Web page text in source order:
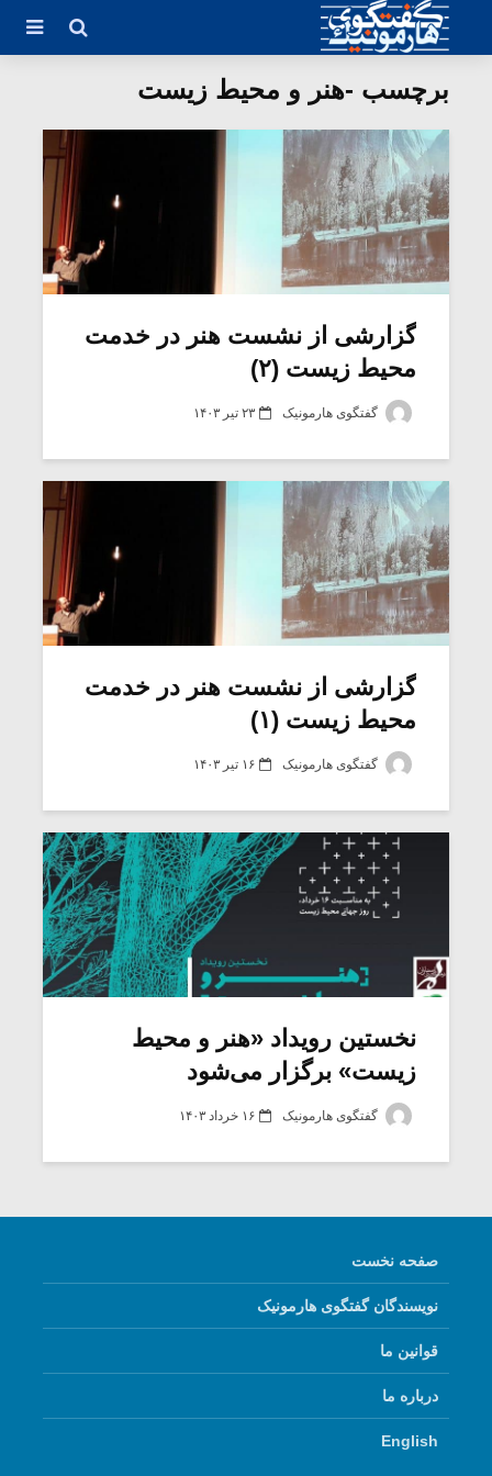
برچسب -هنر و محیط زیست
گزارشی از نشست هنر در خدمت
محیط زیست (۲)
گفتگوی هارمونیک ۲۳ تیر ۱۴۰۳
گزارشی از نشست هنر در خدمت
محیط زیست (۱)
گفتگوی هارمونیک ۱۶ تیر ۱۴۰۳
نخستین رویداد «هنر و محیط
زیست» برگزار می‌شود
گفتگوی هارمونیک ۱۶ خرداد ۱۴۰۳
صفحه نخست
نویسندگان گفتگوی هارمونیک
قوانین ما
درباره ما
English
میکلوش روژا موریس ژار